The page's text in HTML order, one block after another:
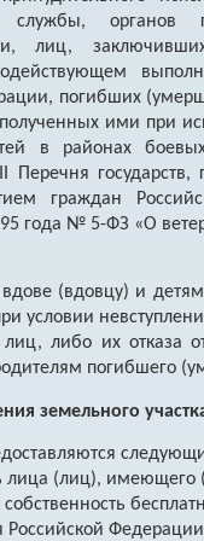
службы, органов
лиц,
погибших
ими при
в районах
Перечня
граждан
года № 5-ФЗ «О
(вдовцу) и
условии
либо их отказа
погибшего
земельного
лица (лиц),
Российской